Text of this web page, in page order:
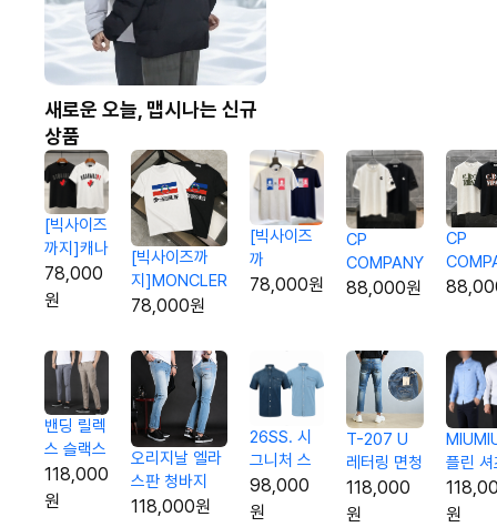
새로운 오늘, 맵시나는 신규
상품
[빅사이즈
까지]캐나
다 레터링
로고 티셔
78,000
원
[빅사이즈까
지]MONCLER
카모 홀로그램
셔츠
78,000원
[빅사이즈
까
지]PHILPP
78,000원
CP
COMPANY
렌즈 포인트
88,000원
CP
빈티지
밴딩 릴렉
스 슬랙스
118,000
원
오리지날 엘라
스판 청바지
118,000원
26SS. 시
그니처 스
티치 데님
하프셔츠
98,000
원
T-207 U
레터링 면청
바지
118,000
원
플린 셔
원